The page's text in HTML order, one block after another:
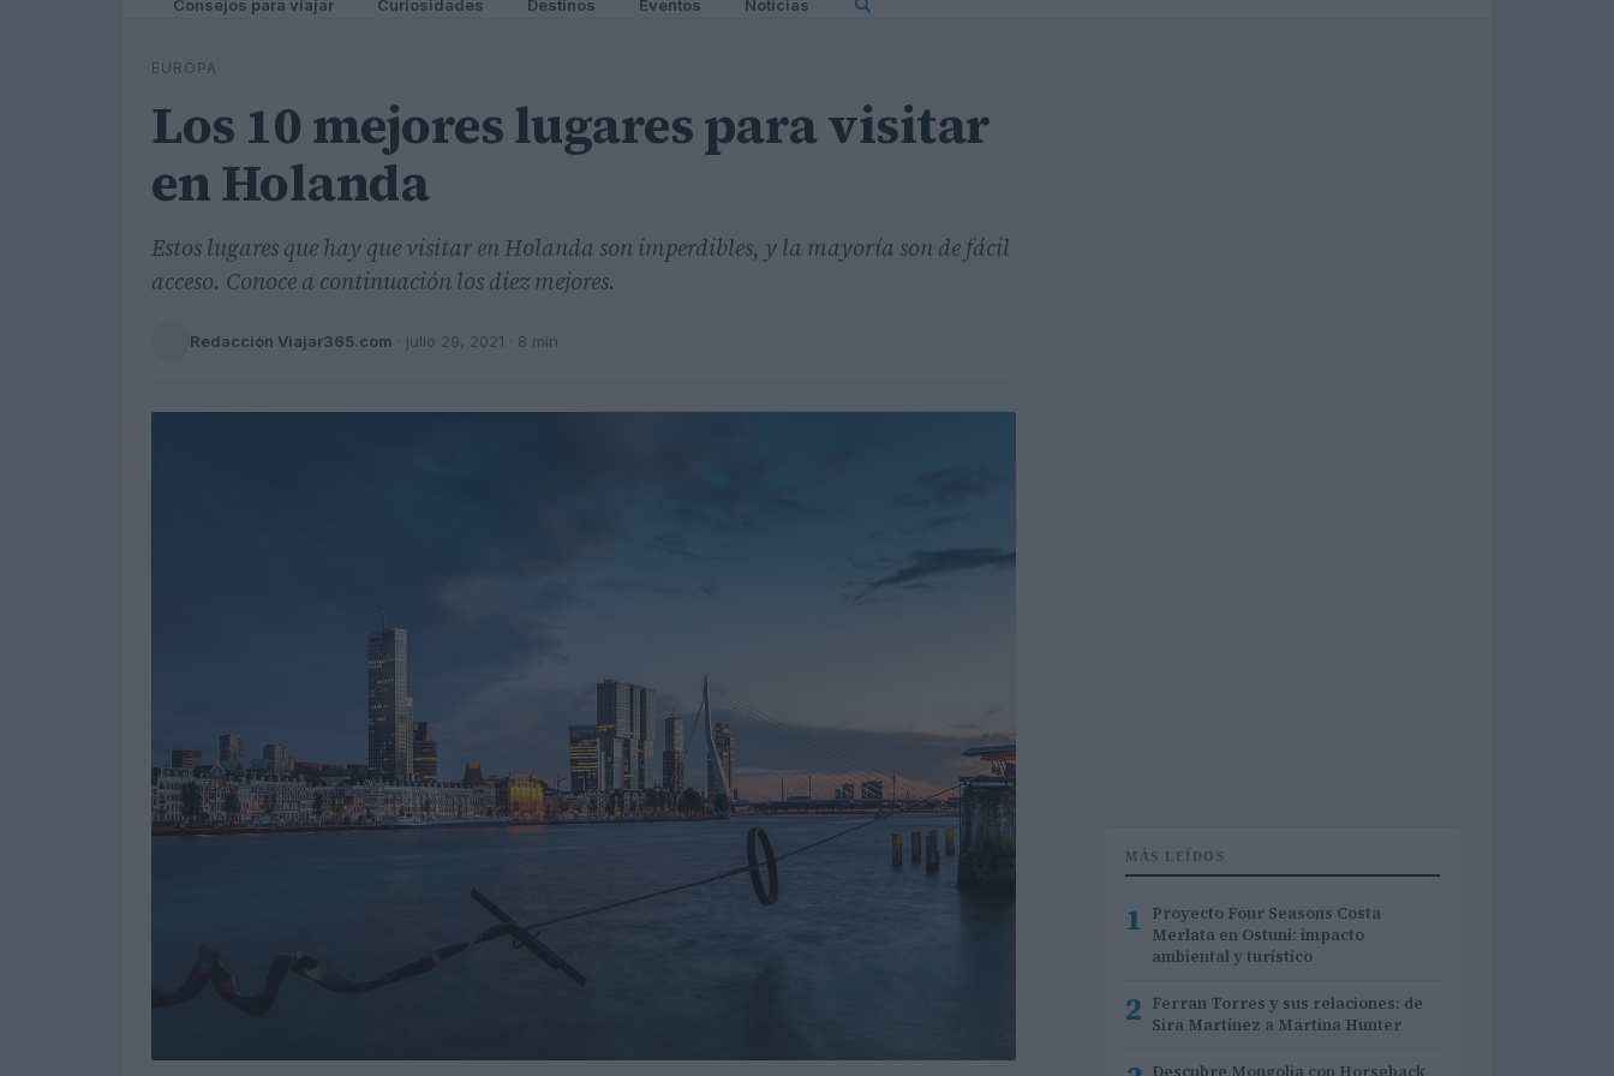
Consejos para viajar Curiosidades Destinos Eventos Noticias
EUROPA
Los 10 mejores lugares para visitar
en Holanda
Estos lugares que hay que visitar en Holanda son imperdibles, y la mayoría son de fácil
acceso. Conoce a continuación los diez mejores.
Redacción Viajar365.com · julio 29, 2021 · 8 min
MÁS LEÍDOS
1 Proyecto Four Seasons Costa
Merlata en Ostuni: impacto
ambiental y turístico
2 Ferran Torres y sus relaciones: de
Sira Martínez a Martina Hunter
Descubre Mongolia con Horseback